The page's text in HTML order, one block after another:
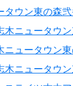
タウン東の森
木ニュータウ
ニュータウン
木ニュータウ